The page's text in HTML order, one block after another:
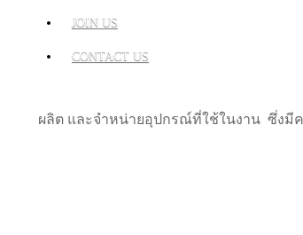
JOIN US
CONTACT US
ผลิต และจำหน่ายอุปกรณ์ที่ใช้ในงาน ซึ่งมี